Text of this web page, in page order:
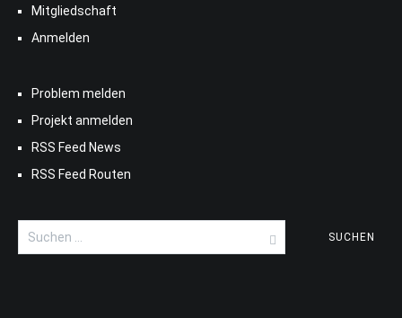
Mitgliedschaft
Anmelden
Problem melden
Projekt anmelden
RSS Feed News
RSS Feed Routen
Suchen
nach: